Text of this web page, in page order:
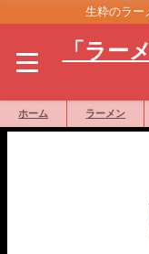
生粋のラー
「ラー
ホーム ラーメン